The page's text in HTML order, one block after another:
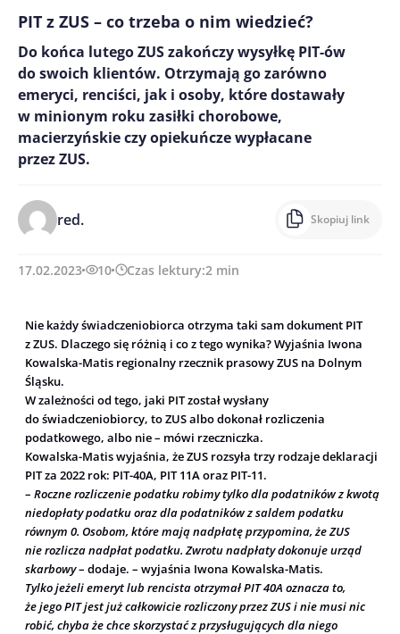
PIT z ZUS – co trzeba o nim wiedzieć?
Do końca lutego ZUS zakończy wysyłkę PIT-ów
do swoich klientów. Otrzymają go zarówno
emeryci, renciści, jak i osoby, które dostawały
w minionym roku zasiłki chorobowe,
macierzyńskie czy opiekuńcze wypłacane
przez ZUS.
red. Skopiuj link
17.02.2023 10 Czas lektury:2 min
Nie każdy świadczeniobiorca otrzyma taki sam dokument PIT
z ZUS. Dlaczego się różnią i co z tego wynika? Wyjaśnia Iwona
Kowalska-Matis regionalny rzecznik prasowy ZUS na Dolnym
Śląsku.
W zależności od tego, jaki PIT został wysłany
do świadczeniobiorcy, to ZUS albo dokonał rozliczenia
podatkowego, albo nie – mówi rzeczniczka.
Kowalska-Matis wyjaśnia, że ZUS rozsyła trzy rodzaje deklaracji
PIT za 2022 rok: PIT-40A, PIT 11A oraz PIT-11.
– Roczne rozliczenie podatku robimy tylko dla podatników z kwotą
niedopłaty podatku oraz dla podatników z saldem podatku
równym 0. Osobom, które mają nadpłatę przypomina, że ZUS
nie rozlicza nadpłat podatku. Zwrotu nadpłaty dokonuje urząd
skarbowy– dodaje. – wyjaśnia Iwona Kowalska-Matis.
Tylko jeżeli emeryt lub rencista otrzymał PIT 40A oznacza to,
że jego PIT jest już całkowicie rozliczony przez ZUS i nie musi nic
robić, chyba że chce skorzystać z przysługujących dla niego